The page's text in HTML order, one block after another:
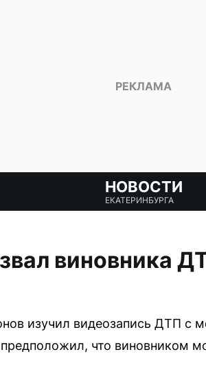
НОВОСТИ
ЕКАТЕРИНБУРГА
виновника
изучил видеозапись ДТП с
предположил, что виновником